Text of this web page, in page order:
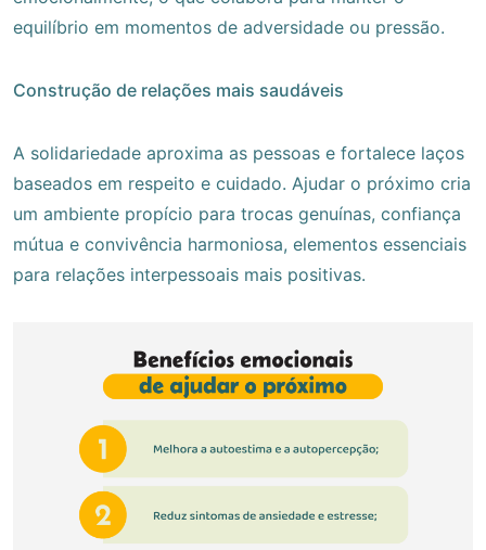
equilíbrio em momentos de adversidade ou pressão.
Construção de relações mais saudáveis
A solidariedade aproxima as pessoas e fortalece laços
baseados em respeito e cuidado. Ajudar o próximo cria
um ambiente propício para trocas genuínas, confiança
mútua e convivência harmoniosa, elementos essenciais
para relações interpessoais mais positivas.